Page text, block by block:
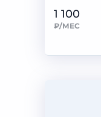
1 100
₽/МЕС